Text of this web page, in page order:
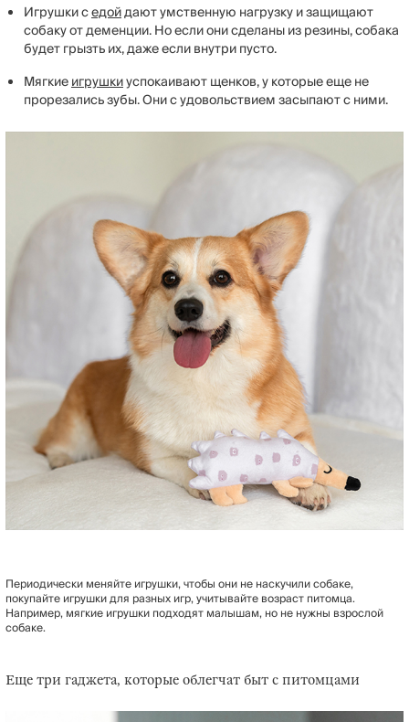
Игрушки седойдают умственную нагрузку и защищают
собаку от деменции. Но если они сделаны из резины, собака
будет грызть их, даже если внутри пусто.
Мягкиеигрушкиуспокаивают щенков, у которые еще не
прорезались зубы. Они с удовольствием засыпают с ними.
Периодически меняйте игрушки, чтобы они не наскучили собаке,
покупайте игрушки для разных игр, учитывайте возраст питомца.
Например, мягкие игрушки подходят малышам, но не нужны взрослой
собаке.
Еще три гаджета, которые облегчат быт с питомцами